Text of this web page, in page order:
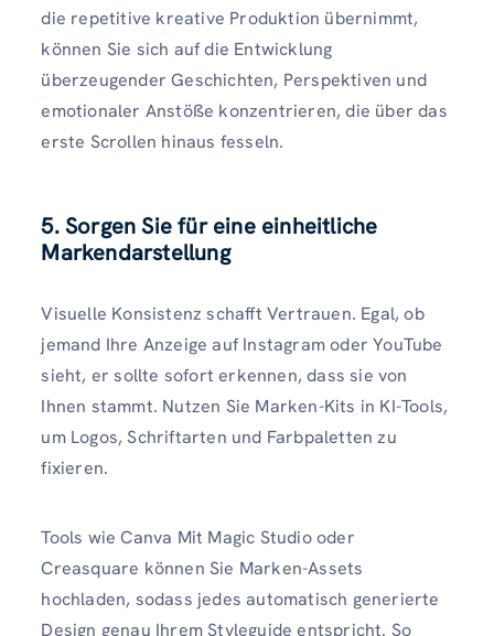
die repetitive kreative Produktion übernimmt,
können Sie sich auf die Entwicklung
überzeugender Geschichten, Perspektiven und
emotionaler Anstöße konzentrieren, die über das
erste Scrollen hinaus fesseln.
5. Sorgen Sie für eine einheitliche
Markendarstellung
Visuelle Konsistenz schafft Vertrauen. Egal, ob
jemand Ihre Anzeige auf Instagram oder YouTube
sieht, er sollte sofort erkennen, dass sie von
Ihnen stammt. Nutzen Sie Marken-Kits in KI-Tools,
um Logos, Schriftarten und Farbpaletten zu
fixieren.
Tools wie Canva Mit Magic Studio oder
Creasquare können Sie Marken-Assets
hochladen, sodass jedes automatisch generierte
Design genau Ihrem Styleguide entspricht. So